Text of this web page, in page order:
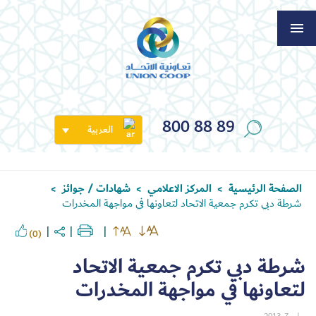
800 88 89 العربية
الصفحة الرئيسية > المركز الاعلامي > شهادات / جوائز >
شرطة دبي تكرم جمعية الاتحاد لتعاونها في مواجهة المخدرات
(0)
شرطة دبي تكرم جمعية الاتحاد
لتعاونها في مواجهة المخدرات